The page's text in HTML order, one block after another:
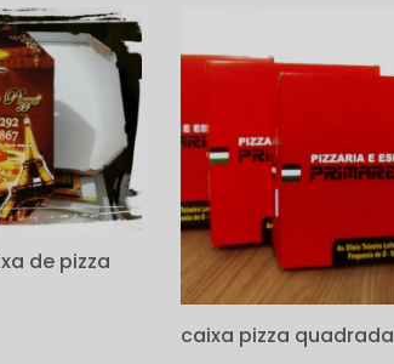
de pizza
caixa pizza quadrada